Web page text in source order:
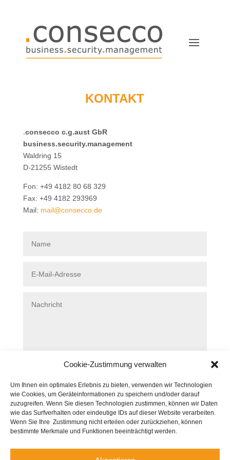
Cookie-Zustimmung verwalten
Um Ihnen ein optimales Erlebnis zu bieten, verwenden wir Technologien
wie Cookies, um Geräteinformationen zu speichern und/oder darauf
zuzugreifen. Wenn Sie diesen Technologien zustimmen, können wir Daten
wie das Surfverhalten oder eindeutige IDs auf dieser Website verarbeiten.
Wenn Sie Ihre Zustimmung nicht erteilen oder zurückziehen, können
bestimmte Merkmale und Funktionen beeinträchtigt werden.
KONTAKT
.consecco c.g.aust GbR
business.security.management
Waldring 15
D-21255 Wistedt
Fon: +49 4182 80 68 329
Fax: +49 4182 293969
Mail: mail@consecco.de
5 + 11= SENDEN
© Copyright 2025